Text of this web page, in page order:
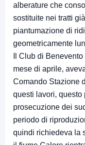
alberature che
sostituite nei tratti
piantumazione di
geometricamente
Il Club di
mese di aprile,
Comando Stazione
questi lavori, questo
prosecuzione dei
periodo di
quindi richiedeva la